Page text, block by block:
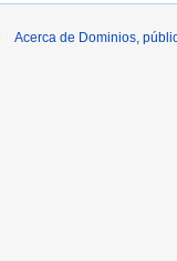
Acerca de Dominios,